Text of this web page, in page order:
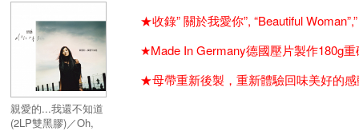
親愛的...我還不知道
(2LP雙黑膠)／Oh,
★收錄”關於我愛你”, “Beautiful Woman”,”
★Made In Germany德國壓片製作180g
★母帶重新後製，重新體驗回味美好的